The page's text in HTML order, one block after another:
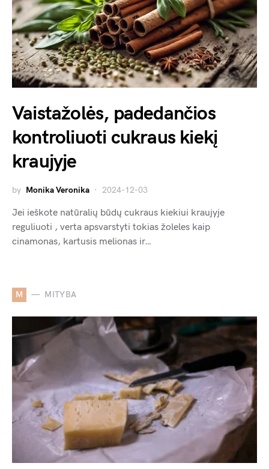
Vaistažolės, padedančios
kontroliuoti cukraus kiekį
kraujyje
by Monika Veronika 2024-12-03
Jei ieškote natūralių būdų cukraus kiekiui kraujyje
reguliuoti , verta apsvarstyti tokias žoleles kaip
cinamonas, kartusis melionas ir…
M MITYBA